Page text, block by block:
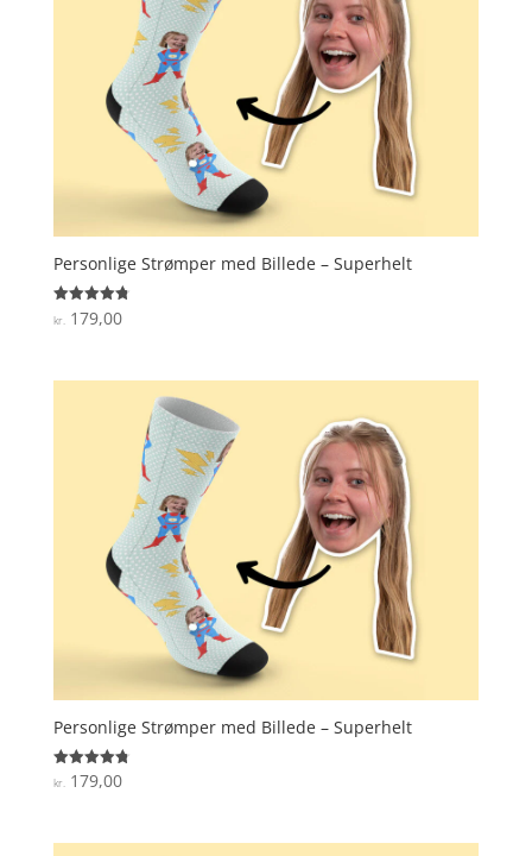
Personlige Strømper med Billede – Superhelt
Vurderet
4.8
kr. 179,00
Personlige Strømper med Billede – Superhelt
Vurderet
4.8
kr.179,00